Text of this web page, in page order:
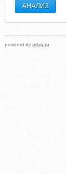
powered by prlog.ru